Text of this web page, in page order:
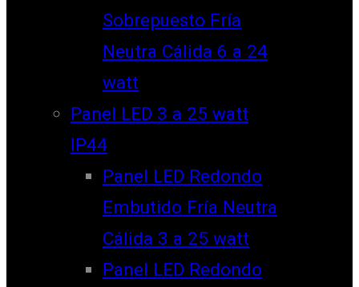
Sobrepuesto Fría
Neutra Cálida 6 a 24
watt
Panel LED 3 a 25 watt
IP44
Panel LED Redondo
Embutido Fría Neutra
Cálida 3 a 25 watt
Panel LED Redondo